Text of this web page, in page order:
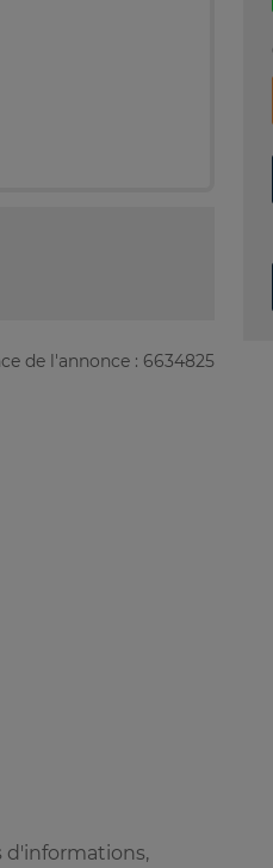
de l'annonce : 6634825
d'informations,